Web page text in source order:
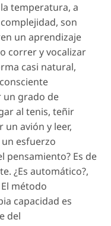
temperatura, a
son
un aprendizaje
correr y vocalizar
casi natural,
un grado de
al tenis, teñir
un avión y leer,
esfuerzo
pensamiento? Es de
¿Es automático?,
método
capacidad es
del